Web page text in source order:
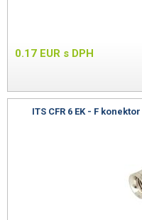
0.17 EUR s DPH
ITS CFR 6 EK - F